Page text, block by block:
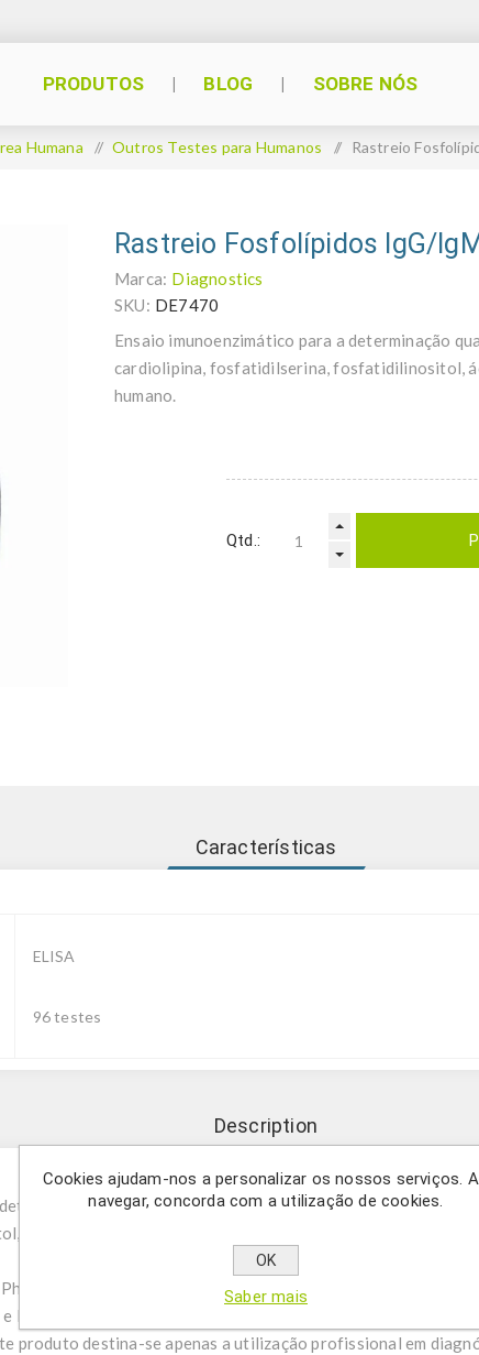
PRODUTOS BLOG SOBRE NÓS
Humana / Outros Testes para Humanos / Rastreio
Rastreio Fosfolípidos IgG/
Marca: Diagnostics
SKU: DE7470
Ensaio imunoenzimático para a determinação
cardiolipina, fosfatidilserina, fosfatidilinositol,
humano.
Qtd.:
Características
ELISA
96 testes
Description
quantitativa de autoanticorpos das classes IgG
ácido fosfatídico e beta2-glicoproteína I em soro ou plasma
Screen IgG/IgM é um sistema de teste ELISA
e IgM contra cardiolipina, fosfatidilserina, fosfatidilinositol,
produto destina-se apenas a utilização profissional em
Cookies ajudam-nos a personalizar os nossos serviços.
navegar, concorda com a utilização de cookies.
OK
Saber mais